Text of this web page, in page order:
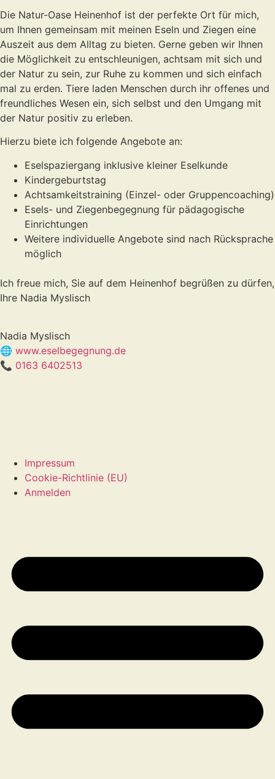
Die Natur-Oase Heinenhof ist der perfekte Ort für mich,
um Ihnen gemeinsam mit meinen Eseln und Ziegen eine
Auszeit aus dem Alltag zu bieten. Gerne geben wir Ihnen
die Möglichkeit zu entschleunigen, achtsam mit sich und
der Natur zu sein, zur Ruhe zu kommen und sich einfach
mal zu erden. Tiere laden Menschen durch ihr offenes und
freundliches Wesen ein, sich selbst und den Umgang mit
der Natur positiv zu erleben.
Hierzu biete ich folgende Angebote an:
Eselspaziergang inklusive kleiner Eselkunde
Kindergeburtstag
Achtsamkeitstraining (Einzel- oder Gruppencoaching)
Esels- und Ziegenbegegnung für pädagogische
Einrichtungen
Weitere individuelle Angebote sind nach Rücksprache
möglich
Ich freue mich, Sie auf dem Heinenhof begrüßen zu dürfen,
Ihre Nadia Myslisch
Nadia Myslisch
🌐 www.eselbegegnung.de
📞 0163 6402513
Impressum
Cookie-Richtlinie (EU)
Anmelden